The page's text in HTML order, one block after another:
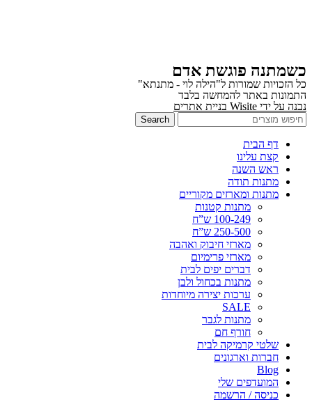
כשמתנה פוגשת אדם
כל הזכויות שמורות ל"הילה לוי - מתנתא"
התמונות באתר להמחשה בלבד
נבנה על ידי Wisite בניית אתרים
Search
דף הבית
קצת עלינו
ראש השנה
מתנות תודה
מתנות ומארזים מקוריים
מתנות קטנות
100-249 ש”ח
250-500 ש”ח
מארזי חיבוק ואהבה
מארזי פרימיום
דברים יפים לבית
מתנות בכחול ולבן
ערכות יצירה מיוחדות
SALE
מתנות לגבר
חורף חם
שלטי קרמיקה לבית
חברות וארגונים
Blog
המועדפים שלי
כניסה / הרשמה